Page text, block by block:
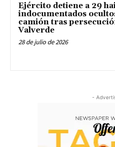
Ejército detiene a 29
indocumentados
camión tras
Valverde
28 de julio de 2026
-